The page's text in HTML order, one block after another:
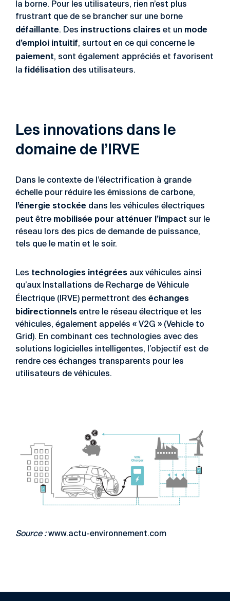
la borne. Pour les utilisateurs, rien n’est plus
frustrant que de se brancher sur une borne
défaillante. Des instructions claires et un mode
d’emploi intuitif, surtout en ce qui concerne le
paiement, sont également appréciés et favorisent
la fidélisation des utilisateurs.
Les innovations dans le
domaine de l’IRVE
Dans le contexte de l’électrification à grande
échelle pour réduire les émissions de carbone,
l’énergie stockée dans les véhicules électriques
peut être mobilisée pour atténuer l’impact sur le
réseau lors des pics de demande de puissance,
tels que le matin et le soir.
Les technologies intégrées aux véhicules ainsi
qu’aux Installations de Recharge de Véhicule
Électrique (IRVE) permettront des échanges
bidirectionnels entre le réseau électrique et les
véhicules, également appelés « V2G » (Vehicle to
Grid). En combinant ces technologies avec des
solutions logicielles intelligentes, l’objectif est de
rendre ces échanges transparents pour les
utilisateurs de véhicules.
Source :www.actu-environnement.com